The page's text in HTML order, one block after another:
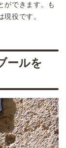
ができます。も
役です。
ールを